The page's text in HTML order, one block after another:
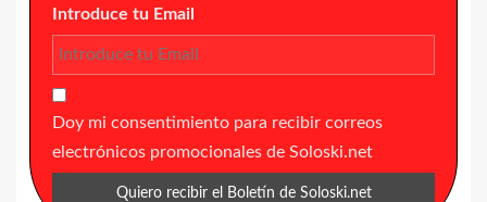
Introduce tu Email
Doy mi consentimiento para recibir correos
electrónicos promocionales de Soloski.net